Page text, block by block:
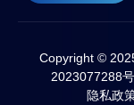
Copyright ©
2023077288
隐私政